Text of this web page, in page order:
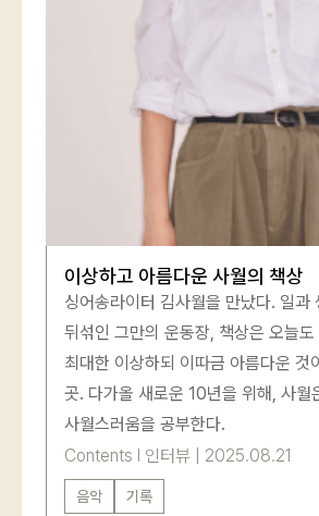
이상하고 아름다운 사월의 책상
싱어송라이터 김사월을 만났다. 일과
뒤섞인 그만의 운동장, 책상은 오늘도
최대한 이상하되 이따금 아름다운 것
곳. 다가올 새로운 10년을 위해, 사월
사월스러움을 공부한다.
Contents
인터뷰 2025.08.21
음악 기록